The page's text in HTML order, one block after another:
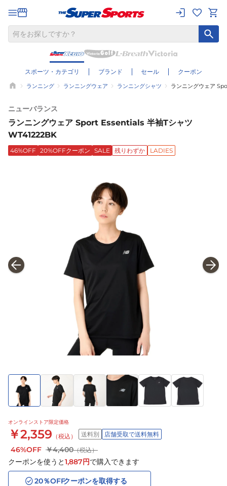
スポーツ・カテゴリ ブランド セール クーポン
ランニング ランニングウェア ランニングシャツ ランニングウェア
ニューバランス
ランニングウェア Sport Essentials 半袖Tシャツ
WT41222BK
46%OFF 20%OFFクーポン SALE 残りわずか LADIES
オンラインストア限定価格
￥2,359 （税込） 送料別 店舗受取で送料無料
46%OFF ￥4,400（税込）
クーポンを使うと1,887 円で購入できます
20％OFFクーポンを取得する